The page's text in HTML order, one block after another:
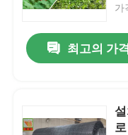
가
최고의 가격